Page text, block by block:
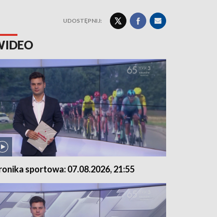
UDOSTĘPNIJ:
sportowa: 07.08.2026, 21:55